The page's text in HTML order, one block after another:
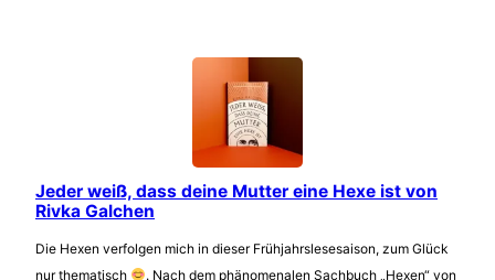
Jeder weiß, dass deine Mutter eine Hexe ist von
Rivka Galchen
Die Hexen verfolgen mich in dieser Frühjahrslesesaison, zum Glück
nur thematisch
. Nach dem phänomenalen Sachbuch „Hexen“ von